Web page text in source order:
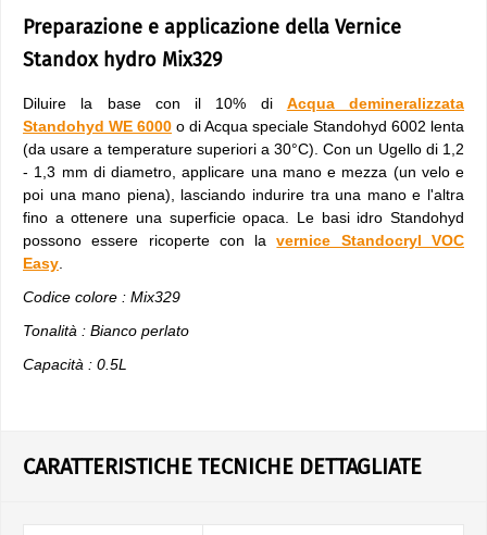
Preparazione e applicazione della Vernice
Standox hydro Mix329
Diluire la base con il 10% di Acqua demineralizzata
Standohyd WE 6000 o di Acqua speciale Standohyd 6002 lenta
(da usare a temperature superiori a 30°C). Con un Ugello di 1,2
- 1,3 mm di diametro, applicare una mano e mezza (un velo e
poi una mano piena), lasciando indurire tra una mano e l'altra
fino a ottenere una superficie opaca. Le basi idro Standohyd
possono essere ricoperte con lavernice Standocryl VOC
Easy
Codice colore : Mix329
Tonalità : Bianco perlato
Capacità : 0.5L
CARATTERISTICHE TECNICHE DETTAGLIATE